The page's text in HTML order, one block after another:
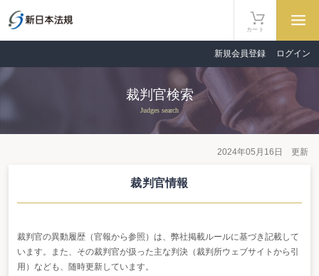
カート
新規会員登録 ログイン
裁判官検索
Judges search
2024年05月16日 更新
裁判官情報
裁判官の異動履歴（官報から参照）は、弊社掲載ルールに基づき記載して
います。また、その裁判官が扱った主な判決（裁判所ウェブサイトから引
用）なども、随時更新しています。